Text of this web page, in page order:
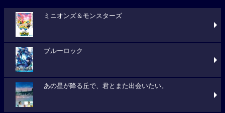
ミニオンズ＆モンスターズ
ブルーロック
あの星が降る丘で、君とまた出会いたい。